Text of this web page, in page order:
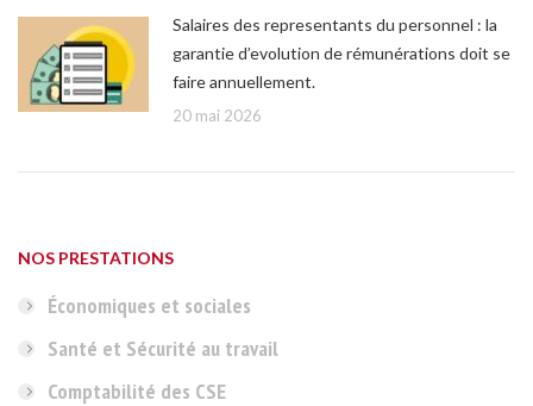
Salaires des representants du personnel : la
garantie d’evolution de rémunérations doit se
faire annuellement.
20 mai 2026
NOS PRESTATIONS
Économiques et sociales
Santé et Sécurité au travail
Comptabilité des CSE